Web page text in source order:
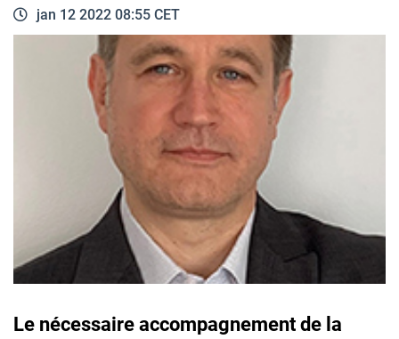
jan 12 2022 08:55 CET
Le nécessaire accompagnement de la